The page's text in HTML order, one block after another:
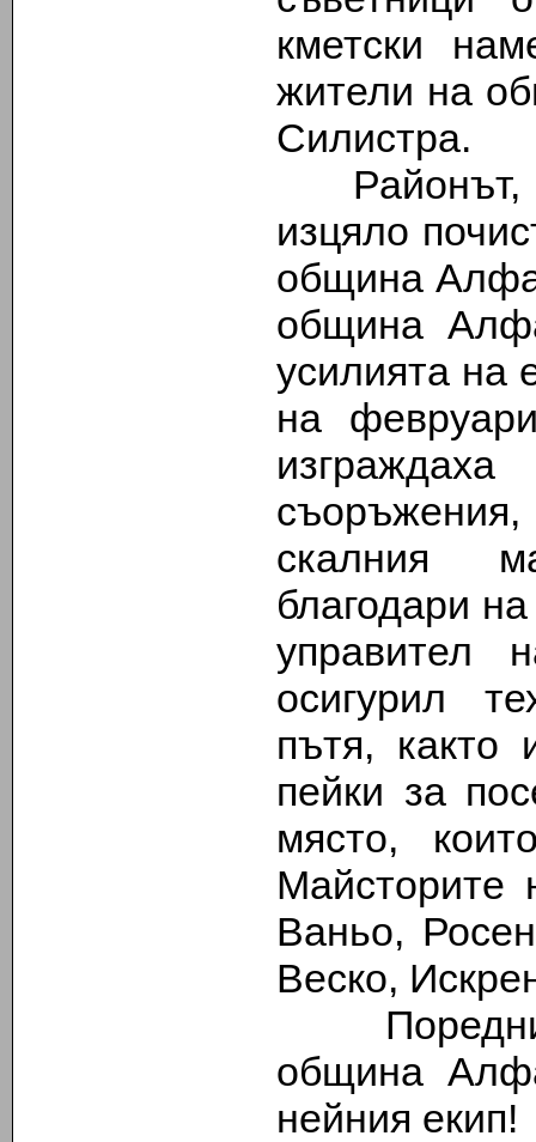
кметски
жители на
Силистра.
Районът,
изцяло
община
община
усилията на
на
скалния
благодари
осигурил
пътя,
пейки за
място,
Майсторите
Ваньо,
Веско,
Поредния
община
нейния екип!